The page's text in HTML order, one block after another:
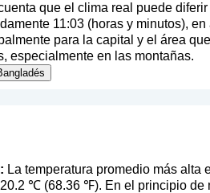
que el clima real puede
11:03 (horas y minutos),
para la capital y el área
especialmente en las montañas.
La temperatura promedio más alta
℃ (68.36 ℉). En el principio de